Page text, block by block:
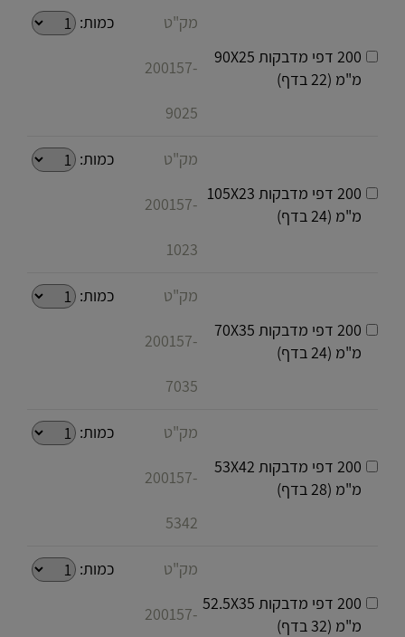
200 דפי מדבקות 90X25
מ"מ (22 בדף)
מק"ט
200157-
9025
כמות:
200 דפי מדבקות 105X23
מ"מ (24 בדף)
מק"ט
200157-
1023
כמות:
200 דפי מדבקות 70X35
מ"מ (24 בדף)
מק"ט
200157-
7035
כמות:
200 דפי מדבקות 53X42
מ"מ (28 בדף)
מק"ט
200157-
5342
כמות:
200 דפי מדבקות 52.5X35
מ"מ (32 בדף)
מק"ט
200157-
כמות: